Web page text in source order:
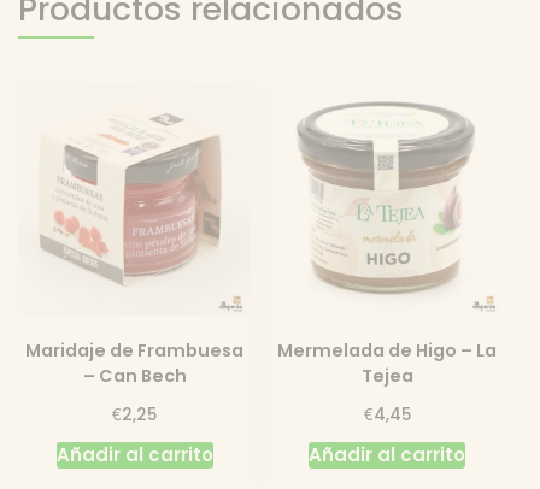
Maridaje de Frambuesa
– Can Bech
€2,25
Añadir al carrito
Mermelada de Higo – La
Tejea
€4,45
Añadir al carrito